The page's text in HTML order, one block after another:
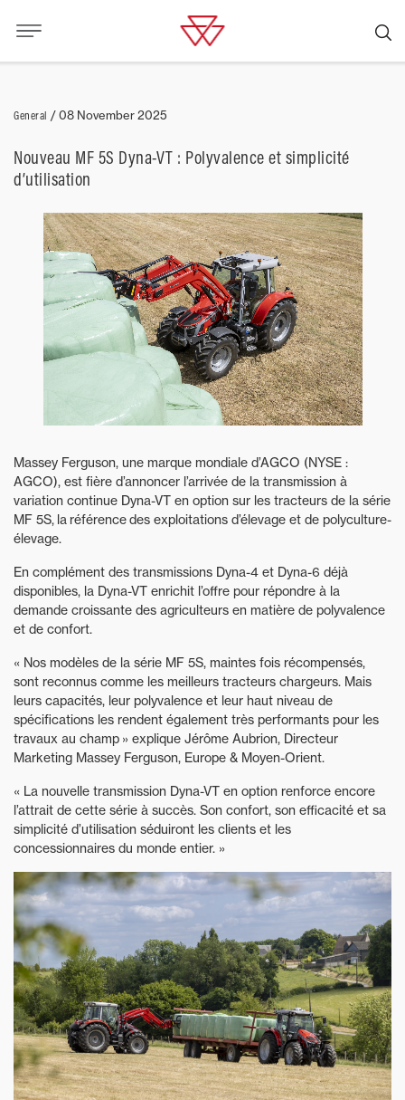
General /08 November 2025
Nouveau MF 5S Dyna-VT : Polyvalence et simplicité
d’utilisation
Massey Ferguson, une marque mondiale d’AGCO (NYSE :
AGCO), est fière d’annoncer l’arrivée de la transmission à
variation continue Dyna-VT en option sur les tracteurs de la série
MF 5S, la référence des exploitations d’élevage et de polyculture-
élevage.
En complément des transmissions Dyna-4 et Dyna-6 déjà
disponibles, la Dyna-VT enrichit l’offre pour répondre à la
demande croissante des agriculteurs en matière de polyvalence
et de confort.
« Nos modèles de la série MF 5S, maintes fois récompensés,
sont reconnus comme les meilleurs tracteurs chargeurs. Mais
leurs capacités, leur polyvalence et leur haut niveau de
spécifications les rendent également très performants pour les
travaux au champ » explique Jérôme Aubrion, Directeur
Marketing Massey Ferguson, Europe & Moyen-Orient.
« La nouvelle transmission Dyna-VT en option renforce encore
l’attrait de cette série à succès. Son confort, son efficacité et sa
simplicité d’utilisation séduiront les clients et les
concessionnaires du monde entier. »